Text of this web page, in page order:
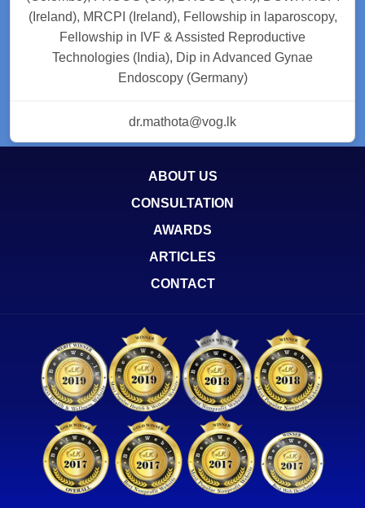
(Ireland), MRCPI (Ireland), Fellowship in laparoscopy,
Fellowship in IVF & Assisted Reproductive
Technologies (India), Dip in Advanced Gynae
Endoscopy (Germany)
dr.mathota@vog.lk
ABOUT US
CONSULTATION
AWARDS
ARTICLES
CONTACT